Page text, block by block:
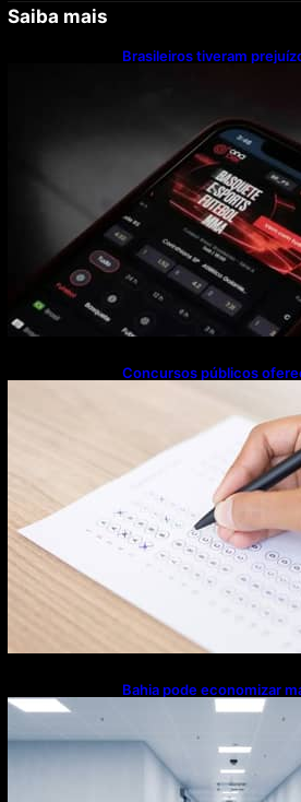
Saiba mais
Brasileiros tiveram
Concursos públicos
Bahia pode economizar
com universalização do